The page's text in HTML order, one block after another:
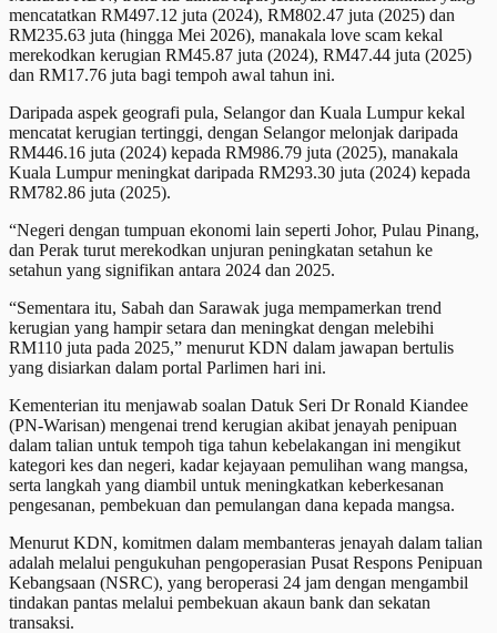
mencatatkan RM497.12 juta (2024), RM802.47 juta (2025) dan
RM235.63 juta (hingga Mei 2026), manakala love scam kekal
merekodkan kerugian RM45.87 juta (2024), RM47.44 juta (2025)
dan RM17.76 juta bagi tempoh awal tahun ini.
Daripada aspek geografi pula, Selangor dan Kuala Lumpur kekal
mencatat kerugian tertinggi, dengan Selangor melonjak daripada
RM446.16 juta (2024) kepada RM986.79 juta (2025), manakala
Kuala Lumpur meningkat daripada RM293.30 juta (2024) kepada
RM782.86 juta (2025).
“Negeri dengan tumpuan ekonomi lain seperti Johor, Pulau Pinang,
dan Perak turut merekodkan unjuran peningkatan setahun ke
setahun yang signifikan antara 2024 dan 2025.
“Sementara itu, Sabah dan Sarawak juga mempamerkan trend
kerugian yang hampir setara dan meningkat dengan melebihi
RM110 juta pada 2025,” menurut KDN dalam jawapan bertulis
yang disiarkan dalam portal Parlimen hari ini.
Kementerian itu menjawab soalan Datuk Seri Dr Ronald Kiandee
(PN-Warisan) mengenai trend kerugian akibat jenayah penipuan
dalam talian untuk tempoh tiga tahun kebelakangan ini mengikut
kategori kes dan negeri, kadar kejayaan pemulihan wang mangsa,
serta langkah yang diambil untuk meningkatkan keberkesanan
pengesanan, pembekuan dan pemulangan dana kepada mangsa.
Menurut KDN, komitmen dalam membanteras jenayah dalam talian
adalah melalui pengukuhan pengoperasian Pusat Respons Penipuan
Kebangsaan (NSRC), yang beroperasi 24 jam dengan mengambil
tindakan pantas melalui pembekuan akaun bank dan sekatan
transaksi.